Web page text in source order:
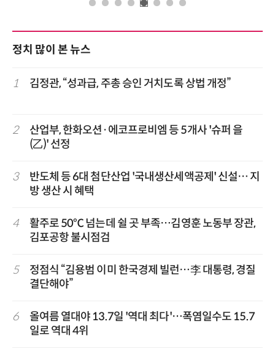
정치 많이 본 뉴스
1 김정관, “성과급, 주총 승인 거치도록 상법 개정”
2
산업부, 한화오션·에코프로비엠 등 5개사 '슈퍼 을
(乙)' 선정
3
반도체 등 6대 첨단산업 '국내생산세액공제' 신설… 지
방 생산 시 혜택
4
활주로 50℃ 넘는데 쉴 곳 부족…김영훈 노동부 장관,
김포공항 불시점검
5
정점식 “김용범 이미 한국경제 빌런…李 대통령, 경질
결단해야”
6
올여름 열대야 13.7일 '역대 최다'…폭염일수도 15.7
일로 역대 4위